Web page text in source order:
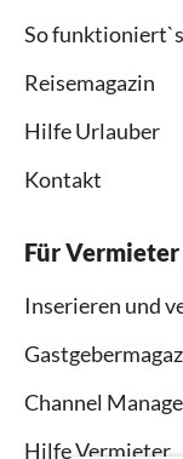
So funktioniert`s
Reisemagazin
Hilfe Urlauber
Kontakt
Für Vermieter
Inserieren und
Channel
Hilfe Vermieter